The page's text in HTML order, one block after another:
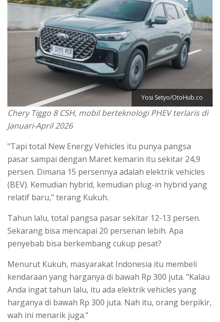
Yosi Setyo/OtoHub.co
Chery Tiggo 8 CSH, mobil berteknologi PHEV terlaris di
Januari-April 2026
"Tapi total New Energy Vehicles itu punya pangsa
pasar sampai dengan Maret kemarin itu sekitar 24,9
persen. Dimana 15 persennya adalah elektrik vehicles
(BEV). Kemudian hybrid, kemudian plug-in hybrid yang
relatif baru," terang Kukuh.
Tahun lalu, total pangsa pasar sekitar 12-13 persen.
Sekarang bisa mencapai 20 persenan lebih. Apa
penyebab bisa berkembang cukup pesat?
Menurut Kukuh, masyarakat Indonesia itu membeli
kendaraan yang harganya di bawah Rp 300 juta. "Kalau
Anda ingat tahun lalu, itu ada elektrik vehicles yang
harganya di bawah Rp 300 juta. Nah itu, orang berpikir,
wah ini menarik juga."